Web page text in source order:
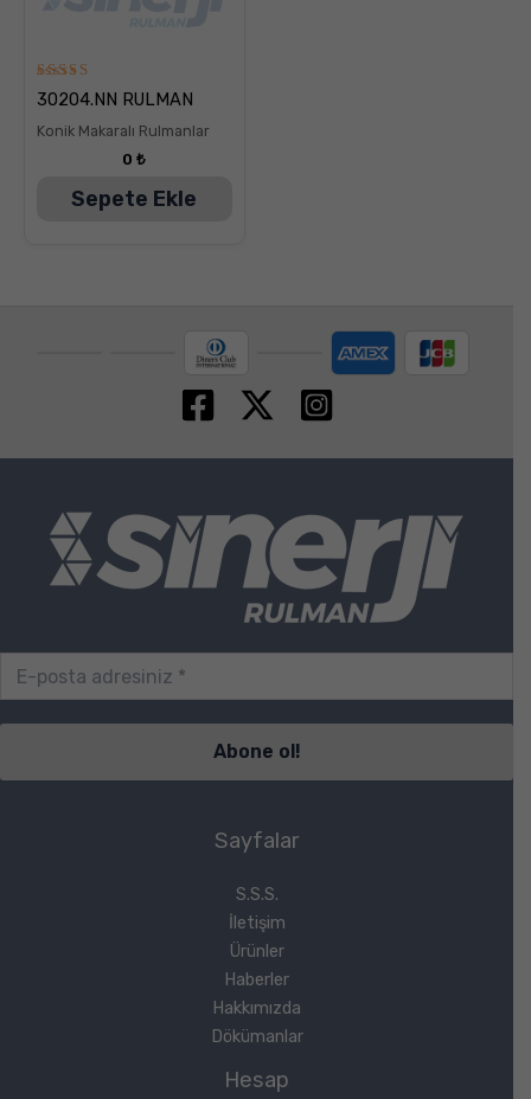
5
üzerinden
oy aldı
30204.NN RULMAN
Konik Makaralı Rulmanlar
0₺
Sepete Ekle
Sayfalar
S.S.S.
İletişim
Ürünler
Haberler
Hakkımızda
Dökümanlar
Hesap